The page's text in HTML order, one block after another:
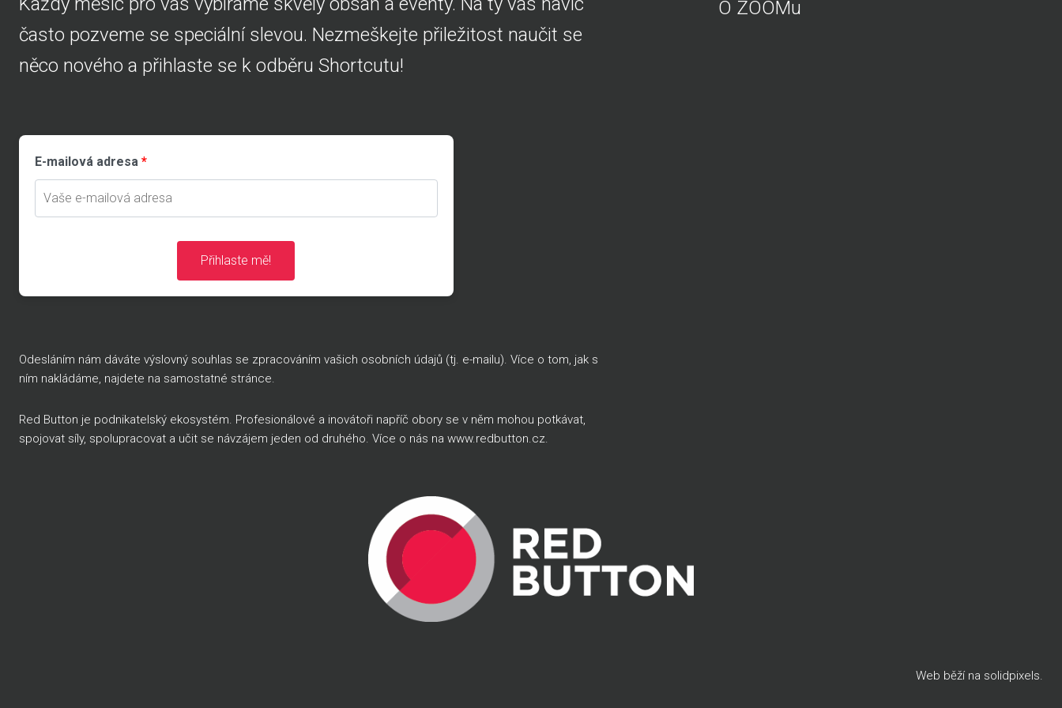
často pozveme se speciální slevou. Nezmeškejte přiležitost naučit se
něco nového a přihlaste se k odběru Shortcutu!
E-mailová adresa
Přihlaste mě!
Odesláním nám dáváte výslovný souhlas se zpracováním vašich osobních údajů (tj. e-mailu). Více o tom, jak s
ním nakládáme, najdete na samostatné stránce.
Red Button je podnikatelský ekosystém. Profesionálové a inovátoři napříč obory se v něm mohou potkávat,
spojovat síly, spolupracovat a učit se návzájem jeden od druhého. Více o nás na www.redbutton.cz.
O ZOOMu
Web běží na solidpixels.